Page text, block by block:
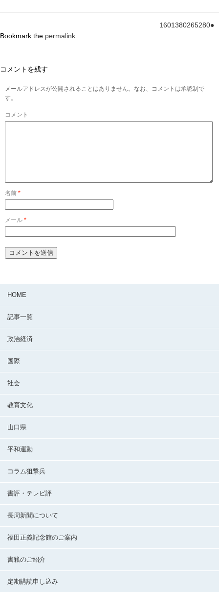
1601380265280●
Bookmark the permalink
コメントを残す
メールアドレスが公開されることはありません。なお、コメントは承認制で
す。
コメント
名前 *
メール *
HOME
記事一覧
政治経済
国際
社会
教育文化
山口県
平和運動
コラム狙撃兵
書評・テレビ評
長周新聞について
福田正義記念館のご案内
書籍のご紹介
定期購読申し込み